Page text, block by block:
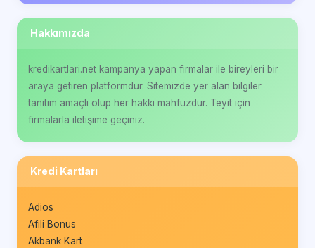
Hakkımızda
kredikartlari.net kampanya yapan firmalar ile bireyleri bir
araya getiren platformdur. Sitemizde yer alan bilgiler
tanıtım amaçlı olup her hakkı mahfuzdur. Teyit için
firmalarla iletişime geçiniz.
Kredi Kartları
Adios
Afili Bonus
Akbank Kart